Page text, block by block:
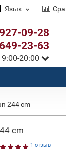
Язык
09-28
23-63
20:00
244 cm
cm
1 отзыв